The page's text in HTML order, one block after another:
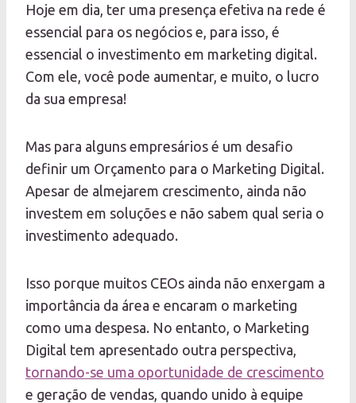
Hoje em dia, ter uma presença efetiva na rede é
essencial para os negócios e, para isso, é
essencial o investimento em marketing digital.
Com ele, você pode aumentar, e muito, o lucro
da sua empresa!
Mas para alguns empresários é um desafio
definir um Orçamento para o Marketing Digital.
Apesar de almejarem crescimento, ainda não
investem em soluções e não sabem qual seria o
investimento adequado.
Isso porque muitos CEOs ainda não enxergam a
importância da área e encaram o marketing
como uma despesa. No entanto, o Marketing
Digital tem apresentado outra perspectiva,
tornando-se uma oportunidade de crescimento
e geração de vendas, quando unido à equipe